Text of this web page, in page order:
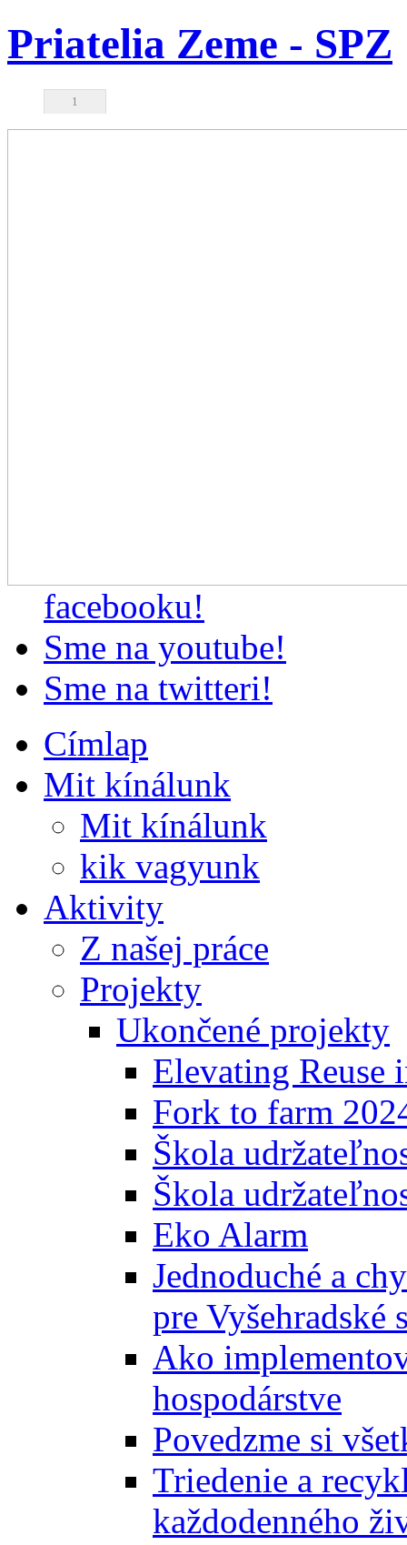
Priatelia Zeme - SPZ
1
facebooku!
Sme na youtube!
Sme na twitteri!
Címlap
Mit kínálunk
Mit kínálunk
kik vagyunk
Aktivity
Z našej práce
Projekty
Ukončené projekty
Elevating Reuse
Fork to farm
Škola
Škola
Eko Alarm
Jednoduché a
pre Vyšehradské
Ako
hospodárstve
Povedzme si
Triedenie a
každodenného